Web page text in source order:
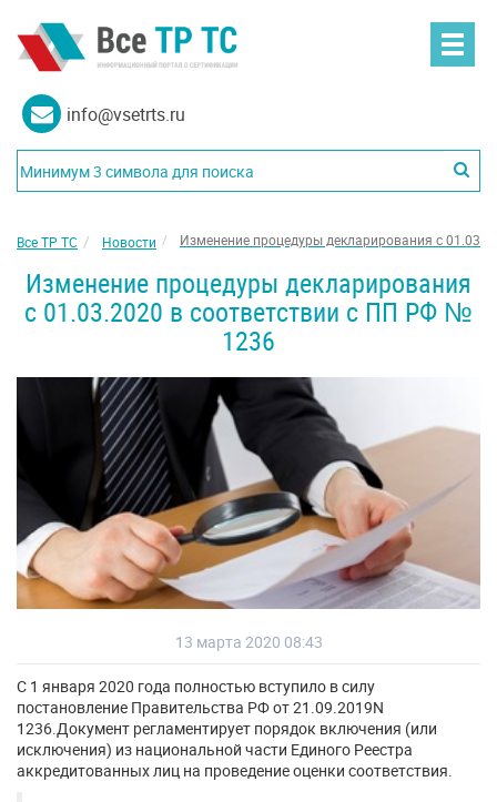
info@vsetrts.ru
Все ТР ТС Новости Изменение процедуры декларирования с
Изменение процедуры декларирования
с 01.03.2020 в соответствии с ПП РФ №
1236
13 марта 2020 08:43
С 1 января 2020 года полностью вступило в силу
постановление Правительства РФ от 21.09.2019N
1236.Документ регламентирует порядок включения (или
исключения) из национальной части Единого Реестра
аккредитованных лиц на проведение оценки соответствия.